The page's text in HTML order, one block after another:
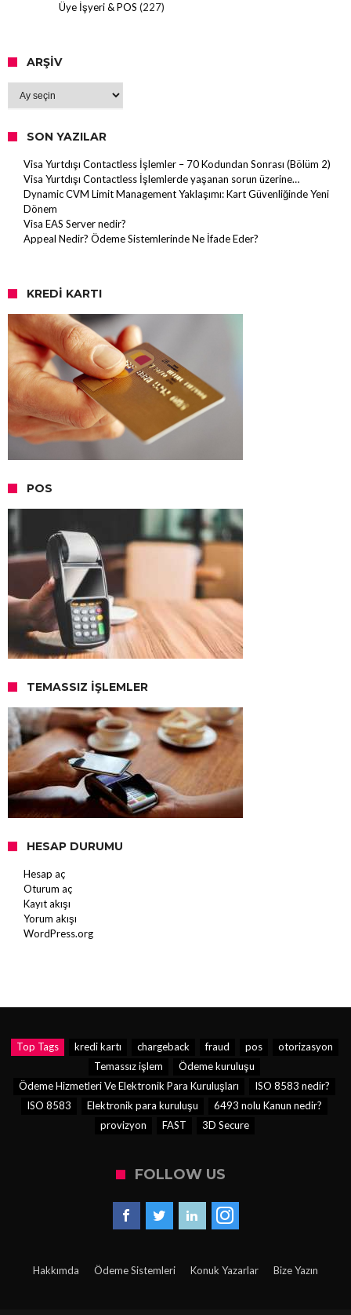
Üye İşyeri & POS (227)
ARŞIV
SON YAZILAR
Visa Yurtdışı Contactless İşlemler – 70 Kodundan Sonrası (Bölüm 2)
Visa Yurtdışı Contactless İşlemlerde yaşanan sorun üzerine…
Dynamic CVM Limit Management Yaklaşımı: Kart Güvenliğinde Yeni
Dönem
Visa EAS Server nedir?
Appeal Nedir? Ödeme Sistemlerinde Ne İfade Eder?
KREDI KARTI
POS
TEMASSIZ İŞLEMLER
HESAP DURUMU
Hesap aç
Oturum aç
Kayıt akışı
Yorum akışı
WordPress.org
Top Tags kredi kartı chargeback fraud pos
otorizasyon
Temassız işlem
Ödeme kuruluşu
Ödeme Hizmetleri Ve Elektronik Para Kuruluşları
ISO 8583 nedir?
ISO 8583
Elektronik para kuruluşu
6493 nolu Kanun nedir?
provizyon
FAST 3D Secure
FOLLOW US
Hakkımda Ödeme Sistemleri Konuk Yazarlar Bize Yazın